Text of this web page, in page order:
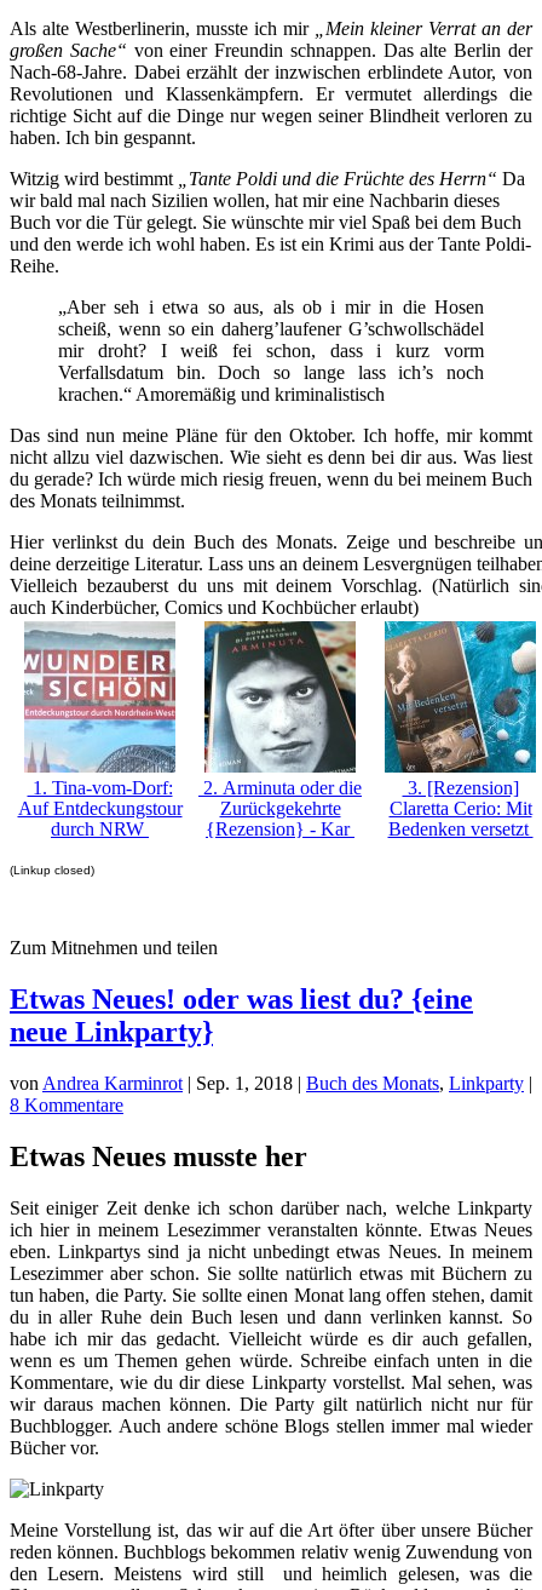
Als alte Westberlinerin, musste ich mir
„Mein kleiner Verrat an der
großen Sache“ von einer Freundin schnappen. Das alte Berlin der
Nach-68-Jahre. Dabei erzählt der inzwischen erblindete Autor, von
Revolutionen und Klassenkämpfern. Er vermutet allerdings die
richtige Sicht auf die Dinge nur wegen seiner Blindheit verloren zu
haben. Ich bin gespannt.
Witzig wird bestimmt
„Tante Poldi und die Früchte des Herrn“ Da
wir bald mal nach Sizilien wollen, hat mir eine Nachbarin dieses
Buch vor die Tür gelegt. Sie wünschte mir viel Spaß bei dem Buch
und den werde ich wohl haben. Es ist ein Krimi aus der Tante Poldi-
Reihe.
„Aber seh i etwa so aus, als ob i mir in die Hosen
scheiß, wenn so ein daherg’laufener G’schwollschädel
mir droht? I weiß fei schon, dass i kurz vorm
Verfallsdatum bin. Doch so lange lass ich’s noch
krachen.“ Amoremäßig und kriminalistisch
Das sind nun meine Pläne für den Oktober. Ich hoffe, mir kommt
nicht allzu viel dazwischen. Wie sieht es denn bei dir aus. Was liest
du gerade? Ich würde mich riesig freuen, wenn du bei meinem Buch
des Monats teilnimmst.
Hier verlinkst du dein Buch des Monats. Zeige und beschreibe
deine derzeitige Literatur. Lass uns an deinem Lesvergnügen
Vielleich bezauberst du uns mit deinem Vorschlag. (Natürlich
auch Kinderbücher, Comics und Kochbücher erlaubt)
1. Tina-vom-Dorf:
Auf Entdeckungstour
durch NRW
2. Arminuta oder die
Zurückgekehrte
{Rezension} - Kar
3. [Rezension]
Claretta Cerio: Mit
Bedenken versetzt
(Linkup closed)
Zum Mitnehmen und teilen
Etwas Neues! oder was liest du? {eine
neue Linkparty}
von Andrea Karminrot | Sep. 1, 2018 | Buch des Monats, Linkparty |
8 Kommentare
Etwas Neues musste her
Seit einiger Zeit denke ich schon darüber nach, welche Linkparty
ich hier in meinem Lesezimmer veranstalten könnte. Etwas Neues
eben. Linkpartys sind ja nicht unbedingt etwas Neues. In meinem
Lesezimmer aber schon. Sie sollte natürlich etwas mit Büchern zu
tun haben, die Party. Sie sollte einen Monat lang offen stehen, damit
du in aller Ruhe dein Buch lesen und dann verlinken kannst. So
habe ich mir das gedacht. Vielleicht würde es dir auch gefallen,
wenn es um Themen gehen würde. Schreibe einfach unten in die
Kommentare, wie du dir diese Linkparty vorstellst. Mal sehen, was
wir daraus machen können. Die Party gilt natürlich nicht nur für
Buchblogger. Auch andere schöne Blogs stellen immer mal wieder
Bücher vor.
Meine Vorstellung ist, das wir auf die Art öfter über unsere Bücher
reden können. Buchblogs bekommen relativ wenig Zuwendung von
den Lesern. Meistens wird still und heimlich gelesen, was die